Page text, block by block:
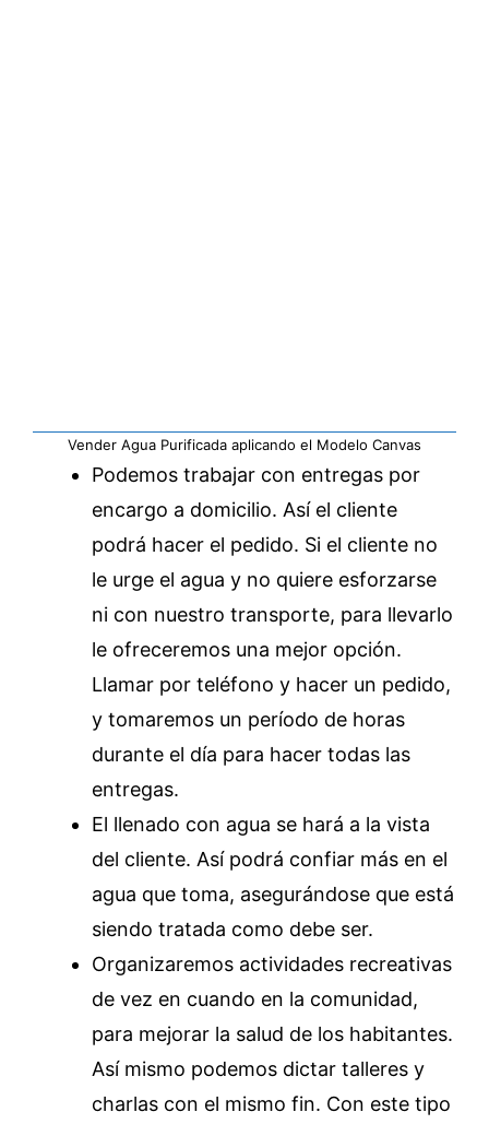
Vender Agua Purificada aplicando el Modelo Canvas
Podemos trabajar con entregas por
encargo a domicilio. Así el cliente
podrá hacer el pedido. Si el cliente no
le urge el agua y no quiere esforzarse
ni con nuestro transporte, para llevarlo
le ofreceremos una mejor opción.
Llamar por teléfono y hacer un pedido,
y tomaremos un período de horas
durante el día para hacer todas las
entregas.
El llenado con agua se hará a la vista
del cliente. Así podrá confiar más en el
agua que toma, asegurándose que está
siendo tratada como debe ser.
Organizaremos actividades recreativas
de vez en cuando en la comunidad,
para mejorar la salud de los habitantes.
Así mismo podemos dictar talleres y
charlas con el mismo fin. Con este tipo